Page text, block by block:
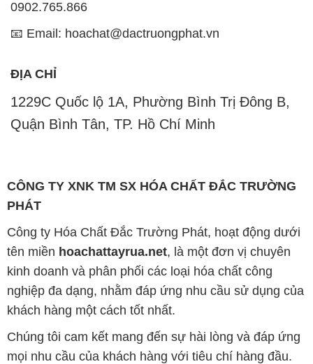
1229C Quốc lộ 1A, Phường Bình Trị Đông B,
Quận Bình Tân, TP. Hồ Chí Minh
CÔNG TY XNK TM SX HÓA CHẤT ĐẮC TRƯỜNG
PHÁT
kinh doanh và phân phối các loại hóa chất công
nghiệp đa dạng, nhằm đáp ứng nhu cầu sử dụng của
khách hàng một cách tốt nhất.
Chúng tôi cam kết mang đến sự hài lòng và đáp ứng
mọi nhu cầu của khách hàng với tiêu chí hàng đầu.
Chúng tôi cung cấp những sản phẩm hóa chất với
chất lượng cao và giá thành hợp lý, đáp ứng các yêu
cầu khắt khe của khách hàng.
Uy tín là một trong những nguyên tắc quan trọng